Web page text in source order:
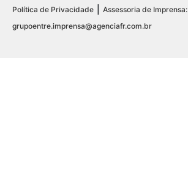
Política de Privacidade
Assessoria de Imprensa:
grupoentre.imprensa@agenciafr.com.br